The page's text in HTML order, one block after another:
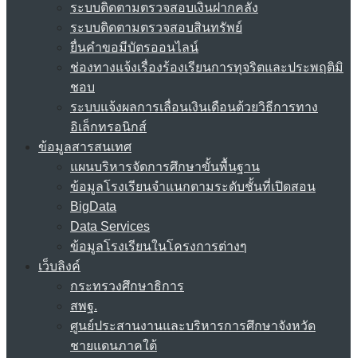
ระบบติดตามตรวจสอบเงินฝากคลัง
ระบบติดตามตรวจสอบสินทรัพย์
ยื่นคำขอมีบัตรออนไลน์
ช่องทางแจ้งเรื่องร้องเรียนการทุจริตและประพฤติมิ
ชอบ
ระบบแจ้งผลการเลื่อนเงินเดือนด้วยวิธีการทาง
อิเล็กทรอนิกส์
ข้อมูลสารสนเทศ
แผนบริหารจัดการศึกษาขั้นพื้นฐาน
ข้อมูลโรงเรียนจำแนกตามระดับชั้นที่เปิดสอน
BigData
Data Services
ข้อมูลโรงเรียนในโครงการต่างๆ
เว็บลิงค์
กระทรวงศึกษาธิการ
สพฐ.
ศูนย์ประสานงานและบริหารการศึกษาจังหวัด
ชายแดนภาคใต้